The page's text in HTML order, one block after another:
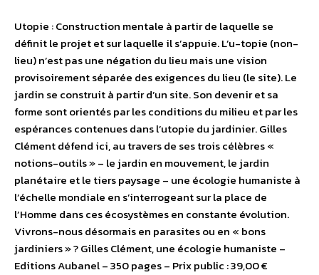
Utopie : Construction mentale à partir de laquelle se
définit le projet et sur laquelle il s’appuie. L’u-topie (non-
lieu) n’est pas une négation du lieu mais une vision
provisoirement séparée des exigences du lieu (le site). Le
jardin se construit à partir d’un site. Son devenir et sa
forme sont orientés par les conditions du milieu et par les
espérances contenues dans l’utopie du jardinier. Gilles
Clément défend ici, au travers de ses trois célèbres «
notions-outils » – le jardin en mouvement, le jardin
planétaire et le tiers paysage – une écologie humaniste à
l’échelle mondiale en s’interrogeant sur la place de
l’Homme dans ces écosystèmes en constante évolution.
Vivrons-nous désormais en parasites ou en « bons
jardiniers » ? Gilles Clément, une écologie humaniste –
Editions Aubanel – 350 pages – Prix public : 39,00 €